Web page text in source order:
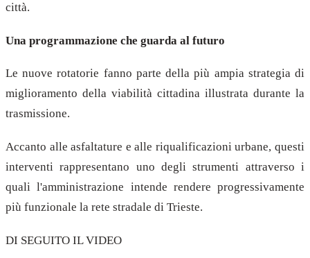
città.
Una programmazione che guarda al futuro
Le nuove rotatorie fanno parte della più ampia strategia di
miglioramento della viabilità cittadina illustrata durante la
trasmissione.
Accanto alle asfaltature e alle riqualificazioni urbane, questi
interventi rappresentano uno degli strumenti attraverso i
quali l'amministrazione intende rendere progressivamente
più funzionale la rete stradale di Trieste.
DI SEGUITO IL VIDEO